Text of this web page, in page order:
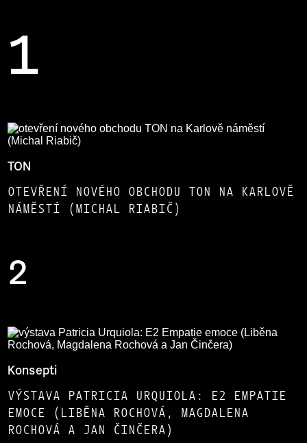
1
TON
OTEVŘENÍ NOVÉHO OBCHODU TON NA KARLOVĚ
NÁMĚSTÍ (MICHAL RIABIČ)
2
Konsepti
VÝSTAVA PATRICIA URQUIOLA: E2 EMPATIE
EMOCE (LIBĚNA ROCHOVÁ, MAGDALENA
ROCHOVÁ A JAN ČINČERA)